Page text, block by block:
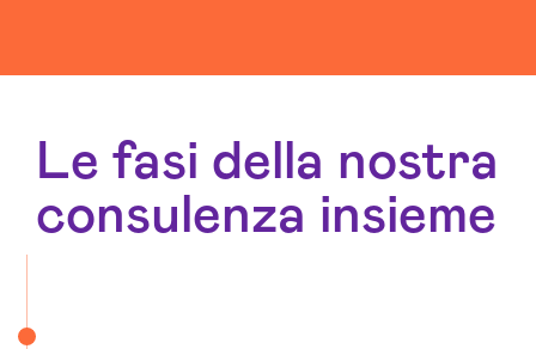
Le fasi della nostra
consulenza insieme